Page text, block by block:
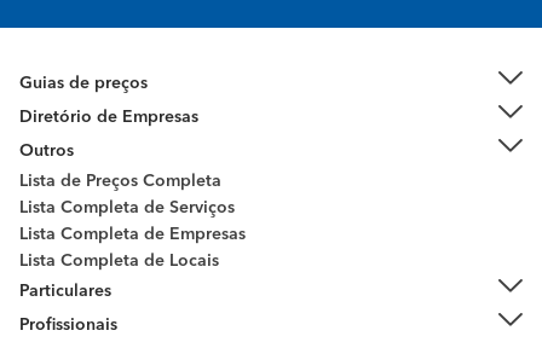
Guias de preços
Diretório de Empresas
Outros
Lista de Preços Completa
Lista Completa de Serviços
Lista Completa de Empresas
Lista Completa de Locais
Particulares
Profissionais